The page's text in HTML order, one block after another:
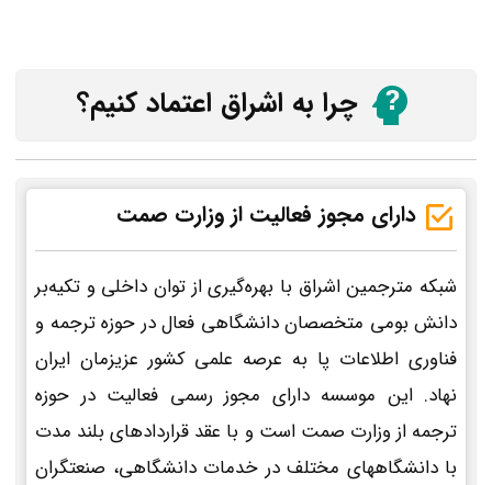
چرا به اشراق اعتماد کنیم؟
دارای مجوز فعالیت از وزارت صمت
شبکه مترجمین اشراق با بهره‌گیری از توان داخلی و تکیه‌بر
دانش بومی متخصصان دانشگاهی فعال در حوزه ترجمه و
فناوری اطلاعات پا به عرصه علمی کشور عزیزمان ایران
نهاد. این موسسه دارای مجوز رسمی فعالیت در حوزه
ترجمه از وزارت صمت است و با عقد قراردادهای بلند مدت
با دانشگاههای مختلف در خدمات دانشگاهی، صنعتگران